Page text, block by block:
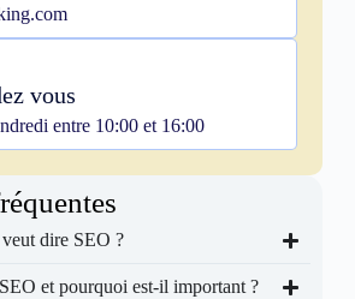
vous
entre 10:00 et 16:00
dire SEO ?
et pourquoi est-il important ?